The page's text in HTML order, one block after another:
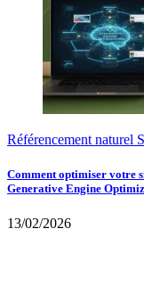
Référencement naturel
Comment optimiser votre
Generative Engine
13/02/2026